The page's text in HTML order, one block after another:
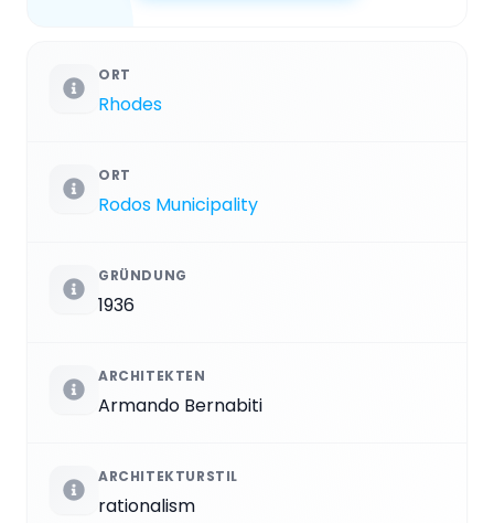
ORT
Rhodes
ORT
Rodos Municipality
GRÜNDUNG
1936
ARCHITEKTEN
Armando Bernabiti
ARCHITEKTURSTIL
rationalism